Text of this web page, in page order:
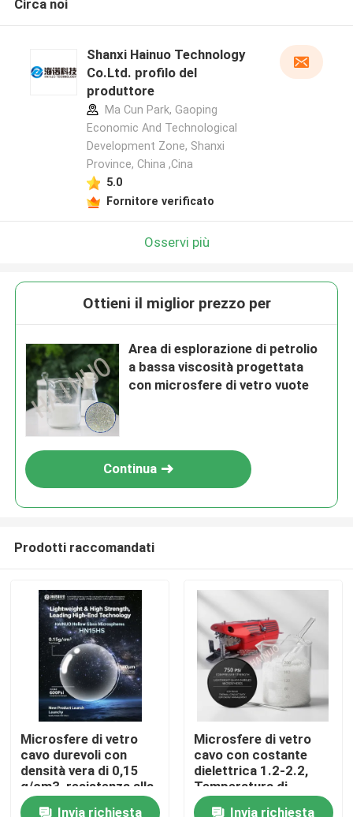
Casa
Prodotti
Mostra VR
Circa noi
Shanxi Hainuo Technology
Co.Ltd. profilo del
produttore
Ma Cun Park, Gaoping
Economic And Technological
Development Zone, Shanxi
Province, China ,Cina
5.0
Fornitore verificato
Osservi più
Ottieni il miglior prezzo per
Area di esplorazione di petrolio
a bassa viscosità progettata
con microsfere di vetro vuote
Continua
Prodotti raccomandati
Microsfere di vetro
cavo durevoli con
densità vera di 0,15
g/cm3, resistenza alla
compressione di 600
Invia richiesta
Microsfere di vetro
cavo con costante
dielettrica 1.2-2.2,
Temperatura di
ammorbidimento
Invia richiesta